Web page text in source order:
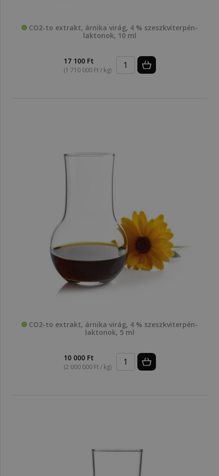
CO2-to extrakt, árnika virág, 4 % szeszkviterpén-
laktonok, 10 ml
17 100 Ft
(1 710 000 Ft / kg)
CO2-to extrakt, árnika virág, 4 % szeszkviterpén-
laktonok, 5 ml
10 000 Ft
(2 000 000 Ft / kg)